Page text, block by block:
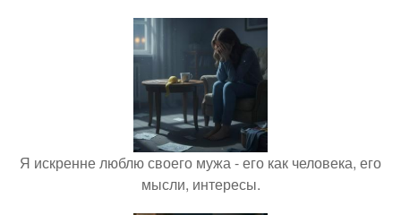
Я искренне люблю своего мужа - его как человека, его
мысли, интересы.